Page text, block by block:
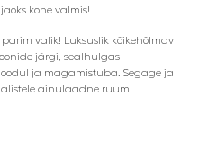
kohe valmis!
valik! Luksuslik kõikehõlmav
järgi, sealhulgas
ja magamistuba. Segage ja
ainulaadne ruum!